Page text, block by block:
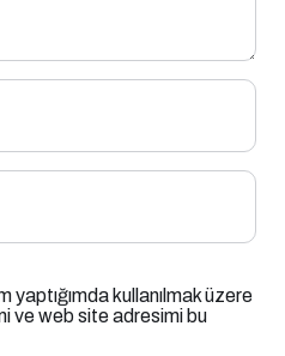
yaptığımda kullanılmak üzere
ve web site adresimi bu